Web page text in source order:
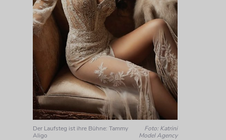
Der Laufsteg ist ihre Bühne: Tammy
Aligo
Foto: Katrini
Model Agency